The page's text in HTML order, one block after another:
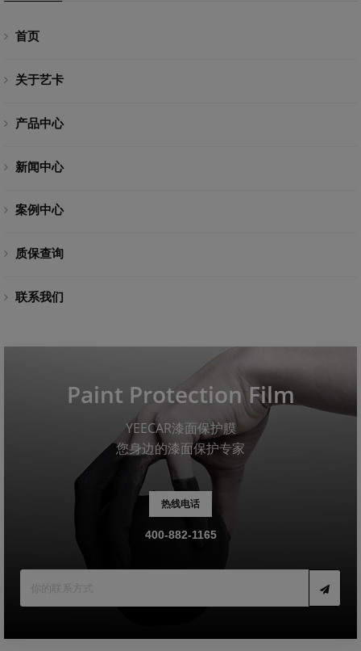
首页
关于艺卡
产品中心
新闻中心
案例中心
质保查询
联系我们
Paint Protection Film
YEECAR漆面保护膜
您身边的漆面保护专家
热线电话
400-882-1165